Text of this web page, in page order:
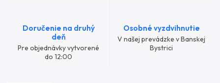
Doručenie na druhý
deň
Pre objednávky vytvorené
do 12:00
Osobné vyzdvihnutie
V našej prevádzke v Banskej
Bystrici